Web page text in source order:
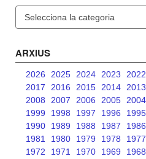
ARXIUS
2026 2025 2024 2023 2022
2017
2016 2015 2014 2013
2008
2007 2006 2005 2004
1999
1998 1997 1996 1995
1990
1989 1988 1987 1986
1981
1980 1979 1978 1977
1972
1971 1970 1969 1968